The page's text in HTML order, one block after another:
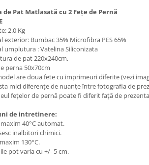
Pat Matlasată cu 2 Fețe de Pernă
2.0 Kg
exterior: Bumbac 35% Microfibra PES 65%
umplutura : Vatelina Siliconizata
de pat 220x240cm,
perna 50x70cm
are doua fete cu imprimeuri diferite (vezi
mici diferențe de nuanțe între fotografia de
fețelor de pernă poate fi diferit față de
de intretinere:
maxim 40°C automat.
inalbitori chimici.
130°C.
pot varia cu +/- 5 cm.